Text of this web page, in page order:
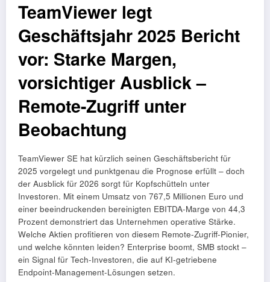
TeamViewer legt
Geschäftsjahr 2025 Bericht
vor: Starke Margen,
vorsichtiger Ausblick –
Remote-Zugriff unter
Beobachtung
TeamViewer SE hat kürzlich seinen Geschäftsbericht für
2025 vorgelegt und punktgenau die Prognose erfüllt – doch
der Ausblick für 2026 sorgt für Kopfschütteln unter
Investoren. Mit einem Umsatz von 767,5 Millionen Euro und
einer beeindruckenden bereinigten EBITDA-Marge von 44,3
Prozent demonstriert das Unternehmen operative Stärke.
Welche Aktien profitieren von diesem Remote-Zugriff-Pionier,
und welche könnten leiden? Enterprise boomt, SMB stockt –
ein Signal für Tech-Investoren, die auf KI-getriebene
Endpoint-Management-Lösungen setzen.